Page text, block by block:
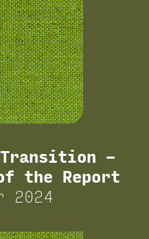
–
the Report
2024